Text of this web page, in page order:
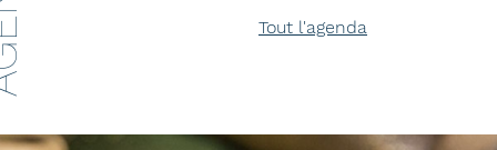
Tout l'agenda